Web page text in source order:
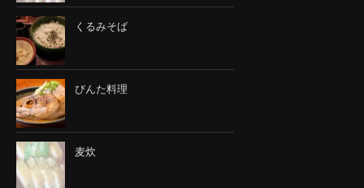
くるみそば
びんた料理
麦炊